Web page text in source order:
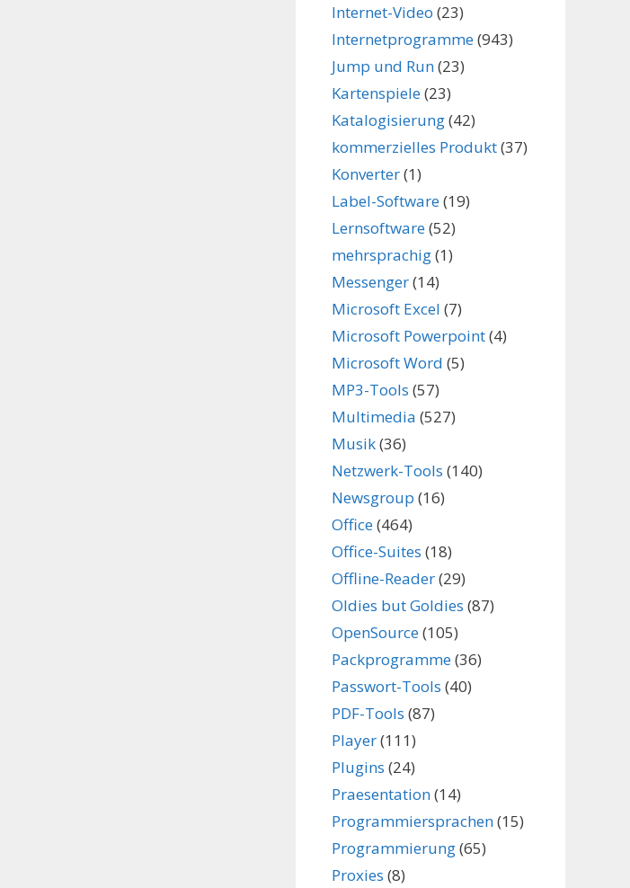
Internet-Video (23)
Internetprogramme(943)
Jump und Run(23)
Kartenspiele(23)
Katalogisierung(42)
kommerzielles Produkt(37)
Konverter(1)
Label-Software(19)
Lernsoftware(52)
mehrsprachig(1)
Messenger(14)
Microsoft Excel (7)
Microsoft Powerpoint(4)
Microsoft Word (5)
MP3-Tools (57)
Multimedia (527)
Musik(36)
Netzwerk-Tools (140)
Newsgroup (16)
Office(464)
Office-Suites (18)
Offline-Reader(29)
Oldies but Goldies (87)
OpenSource(105)
Packprogramme(36)
Passwort-Tools (40)
PDF-Tools (87)
Player(111)
Plugins (24)
Praesentation(14)
Programmiersprachen(15)
Programmierung(65)
Proxies (8)